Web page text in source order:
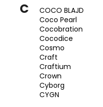
C
COCO BLAJD
Coco Pearl
Cocobration
Cocodice
Cosmo
Craft
Craftium
Crown
Cyborg
CYGN